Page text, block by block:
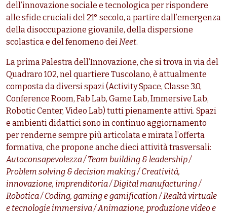
dell’innovazione sociale e tecnologica per rispondere
alle sfide cruciali del 21° secolo, a partire dall’emergenza
della disoccupazione giovanile, della dispersione
scolastica e del fenomeno deiNeet.
La prima Palestra dell’Innovazione, che si trova in via del
Quadraro 102, nel quartiere Tuscolano, è attualmente
composta da diversi spazi (Activity Space, Classe 3.0,
Conference Room, Fab Lab, Game Lab, Immersive Lab,
Robotic Center, Video Lab) tutti pienamente attivi. Spazi
e ambienti didattici sono in continuo aggiornamento
per renderne sempre più articolata e mirata l’offerta
formativa, che propone anche dieci attività trasversali:
Autoconsapevolezza / Team building & leadership /
Problem solving & decision making / Creatività,
innovazione, imprenditoria / Digital manufacturing /
Robotica / Coding, gaming e gamification / Realtà virtuale
e tecnologie immersiva / Animazione, produzione video e